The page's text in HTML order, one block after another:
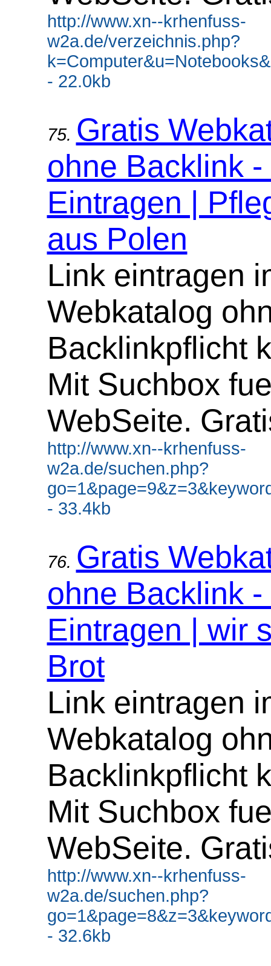
http://www.xn--krhenfuss-
w2a.de/verzeichnis.php?
- 22.0kb
75. Gratis
ohne Backlink
Eintragen |
aus Polen
Link eintragen
Webkatalog
Backlinkpflicht
Mit Suchbox
WebSeite.
http://www.xn--krhenfuss-
w2a.de/suchen.php?
- 33.4kb
76. Gratis
ohne Backlink
Eintragen | wir
Brot
Link eintragen
Webkatalog
Backlinkpflicht
Mit Suchbox
WebSeite.
http://www.xn--krhenfuss-
w2a.de/suchen.php?
- 32.6kb